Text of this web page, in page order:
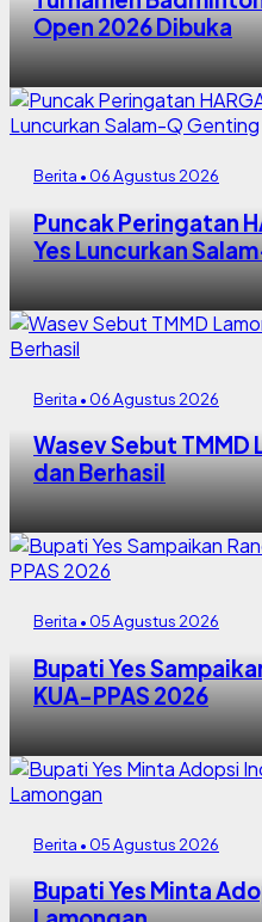
Open 2026 Dibuka
Berita • 06 Agustus 2026
Puncak Peringatan
Yes Luncurkan
Berita • 06 Agustus 2026
Wasev Sebut TMMD
dan Berhasil
Berita • 05 Agustus 2026
Bupati Yes
KUA-PPAS 2026
Berita • 05 Agustus 2026
Bupati Yes Minta